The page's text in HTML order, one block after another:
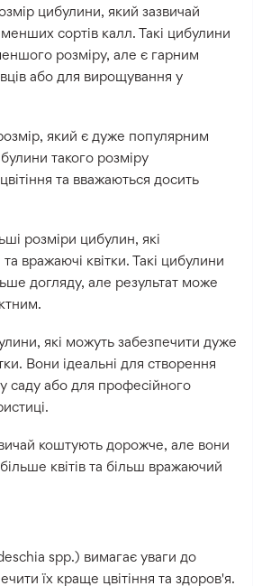
цибулини, який зазвичай
сортів калл. Такі цибулини
розміру, але є гарним
або для вирощування у
який є дуже популярним
такого розміру
та вважаються досить
розміри цибулин, які
вражаючі квітки. Такі цибулини
догляду, але результат може
які можуть забезпечити дуже
Вони ідеальні для створення
саду або для професійного
коштують дорожче, але вони
квітів та більш вражаючий
spp.) вимагає уваги до
їх краще цвітіння та здоров'я.